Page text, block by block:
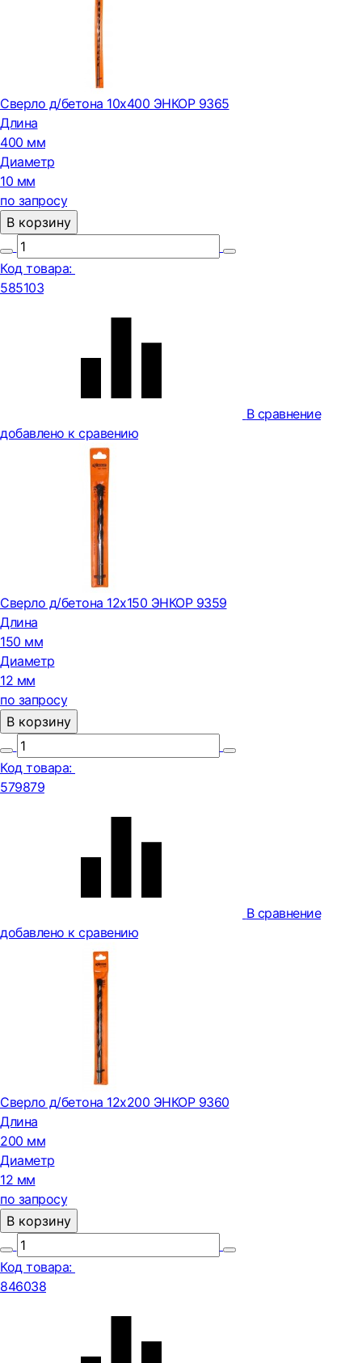
Сверло д/бетона 10х400 ЭНКОР 9365
Длина
400 мм
Диаметр
10 мм
по запросу
В корзину
Код товара:
585103
В сравнение
добавлено к сравению
Сверло д/бетона 12х150 ЭНКОР 9359
Длина
150 мм
Диаметр
12 мм
по запросу
В корзину
Код товара:
579879
В сравнение
добавлено к сравению
Сверло д/бетона 12х200 ЭНКОР 9360
Длина
200 мм
Диаметр
12 мм
по запросу
В корзину
Код товара:
846038